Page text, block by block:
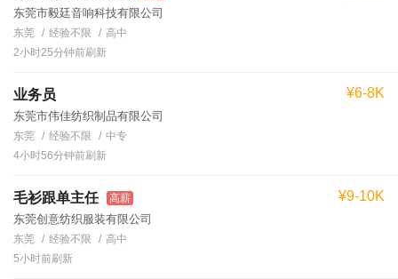
东莞市毅廷音响科技有限公司
东莞 经验不限
高中
2小时25分钟前刷新
业务员
东莞市伟佳纺织制品有限公司
¥6-8K
东莞 经验不限
中专
4小时56分钟前刷新
毛衫跟单主任 高薪
东莞创意纺织服装有限公司
¥9-10K
东莞 经验不限
高中
5小时前刷新